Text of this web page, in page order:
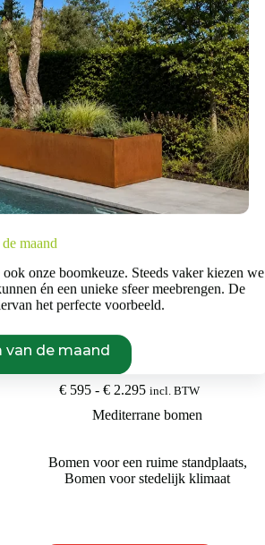
maand
onze boomkeuze. Steeds vaker kiezen we
én een unieke sfeer meebrengen. De
het perfecte voorbeeld.
van de maand
Bekijk deze boom
Dit
product
heeft
meerdere
variaties.
Deze
optie
kan
gekozen
worden
productpagina
Hopbeuk | Hoogstam
€ 595 - € 2.295Prijsklasse:
tot
incl. BTW
Mediterrane bomen
Bomen voor een ruime standplaats,
Bomen voor stedelijk klimaat